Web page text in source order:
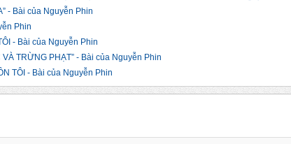
- Bài của Nguyễn Phin
Phin
- Bài của Nguyễn Phin
TRỪNG PHẠT” - Bài của Nguyễn Phin
TÔI - Bài của Nguyễn Phin